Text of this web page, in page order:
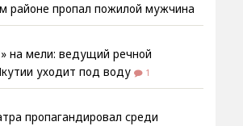
районе пропал пожилой мужчина
на мели: ведущий речной
уходит под воду
1
пропагандировал среди